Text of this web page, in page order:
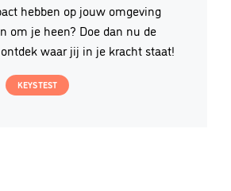
hebben op jouw omgeving
om je heen? Doe dan nu de
waar jij in je kracht staat!
KEYS TEST